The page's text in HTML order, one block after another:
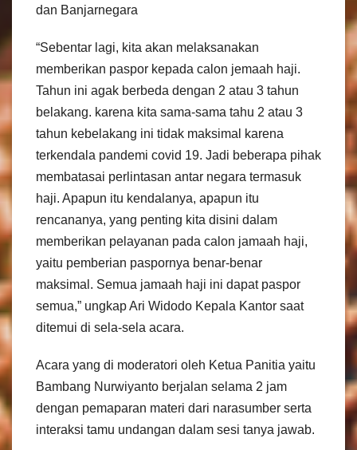
dan Banjarnegara
“Sebentar lagi, kita akan melaksanakan
memberikan paspor kepada calon jemaah haji.
Tahun ini agak berbeda dengan 2 atau 3 tahun
belakang. karena kita sama-sama tahu 2 atau 3
tahun kebelakang ini tidak maksimal karena
terkendala pandemi covid 19. Jadi beberapa pihak
membatasai perlintasan antar negara termasuk
haji. Apapun itu kendalanya, apapun itu
rencananya, yang penting kita disini dalam
memberikan pelayanan pada calon jamaah haji,
yaitu pemberian paspornya benar-benar
maksimal. Semua jamaah haji ini dapat paspor
semua,” ungkap Ari Widodo Kepala Kantor saat
ditemui di sela-sela acara.
Acara yang di moderatori oleh Ketua Panitia yaitu
Bambang Nurwiyanto berjalan selama 2 jam
dengan pemaparan materi dari narasumber serta
interaksi tamu undangan dalam sesi tanya jawab.